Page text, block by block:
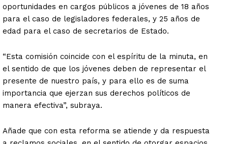
oportunidades en cargos públicos a jóvenes de 18 años
para el caso de legisladores federales, y 25 años de
edad para el caso de secretarios de Estado.
“Esta comisión coincide con el espíritu de la minuta, en
el sentido de que los jóvenes deben de representar el
presente de nuestro país, y para ello es de suma
importancia que ejerzan sus derechos políticos de
manera efectiva”, subraya.
Añade que con esta reforma se atiende y da respuesta